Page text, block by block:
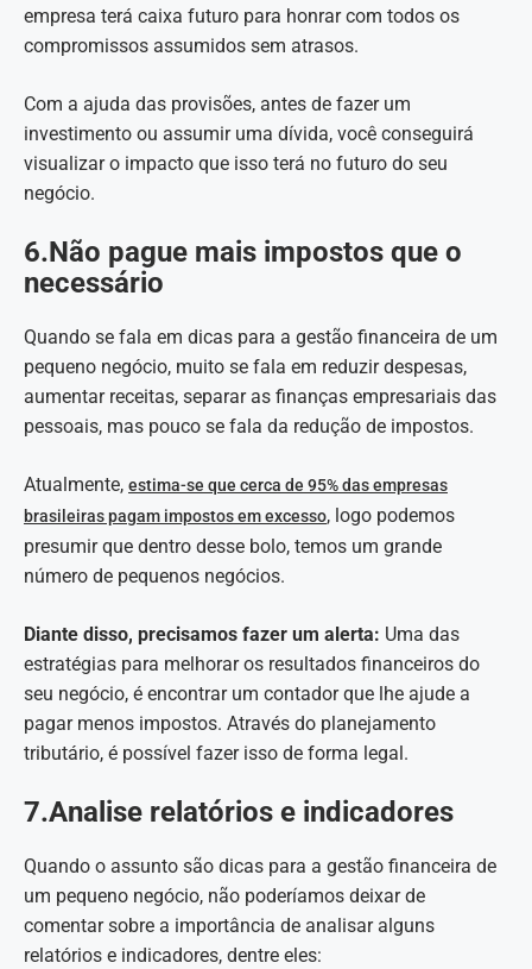
empresa terá caixa futuro para honrar com todos os
compromissos assumidos sem atrasos.
Com a ajuda das provisões, antes de fazer um
investimento ou assumir uma dívida, você conseguirá
visualizar o impacto que isso terá no futuro do seu
negócio.
6.Não pague mais impostos que o
necessário
Quando se fala em dicas para a gestão financeira de um
pequeno negócio, muito se fala em reduzir despesas,
aumentar receitas, separar as finanças empresariais das
pessoais, mas pouco se fala da redução de impostos.
Atualmente, estima-se que cerca de 95% das empresas
brasileiras pagam impostos em excesso, logo podemos
presumir que dentro desse bolo, temos um grande
número de pequenos negócios.
Diante disso, precisamos fazer um alerta: Uma das
estratégias para melhorar os resultados financeiros do
seu negócio, é encontrar um contador que lhe ajude a
pagar menos impostos. Através do planejamento
tributário, é possível fazer isso de forma legal.
7.Analise relatórios e indicadores
Quando o assunto são dicas para a gestão financeira de
um pequeno negócio, não poderíamos deixar de
comentar sobre a importância de analisar alguns
relatórios e indicadores, dentre eles: